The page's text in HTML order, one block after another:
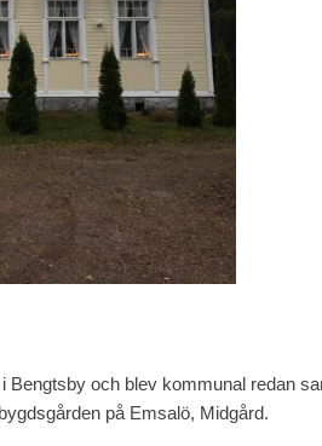
och blev kommunal redan
på Emsalö, Midgård.